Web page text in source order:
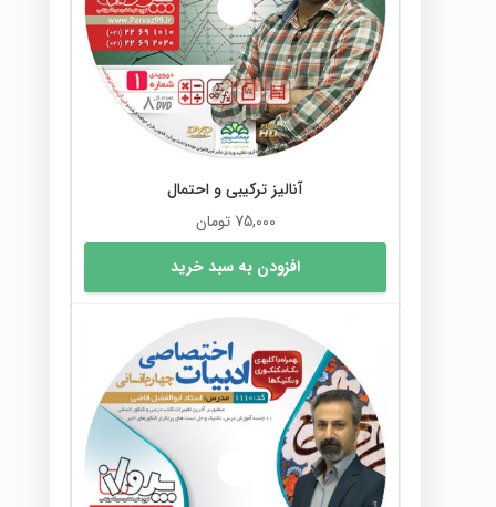
آنالیز ترکیبی و احتمال
75,000 تومان
افزودن به سبد خرید